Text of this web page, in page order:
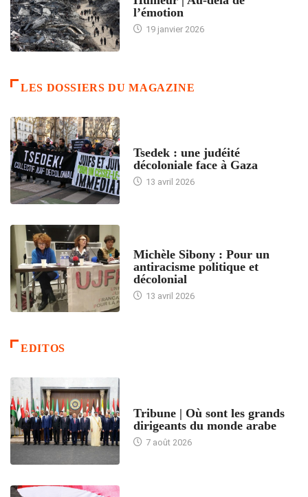
l’émotion
19 janvier 2026
LES DOSSIERS DU MAGAZINE
Tsedek : une judéité
décoloniale face à Gaza
13 avril 2026
Michèle Sibony : Pour un
antiracisme politique et
décolonial
13 avril 2026
EDITOS
Tribune | Où sont les grands
dirigeants du monde arabe
7 août 2026